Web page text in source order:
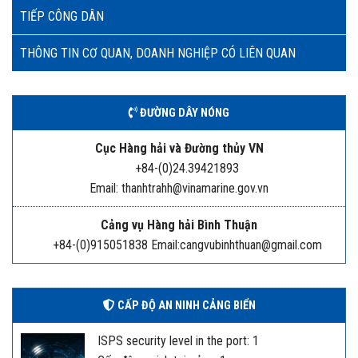
TIẾP CÔNG DÂN
THÔNG TIN CƠ QUAN, DOANH NGHIỆP CÓ LIÊN QUAN
ĐƯỜNG DÂY NÓNG
Cục Hàng hải và Đường thủy VN
+84-(0)24.39421893
Email: thanhtrahh@vinamarine.gov.vn
Cảng vụ Hàng hải Bình Thuận
+84-(0)915051838 Email:cangvubinhthuan@gmail.com
CẤP ĐỘ AN NINH CẢNG BIỂN
ISPS security level in the port: 1